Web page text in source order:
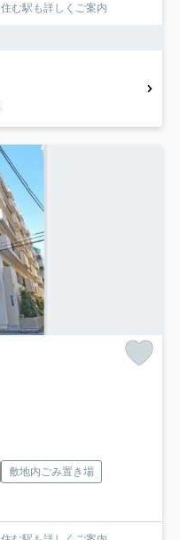
む駅も詳しくご案内
敷地内ごみ置き場